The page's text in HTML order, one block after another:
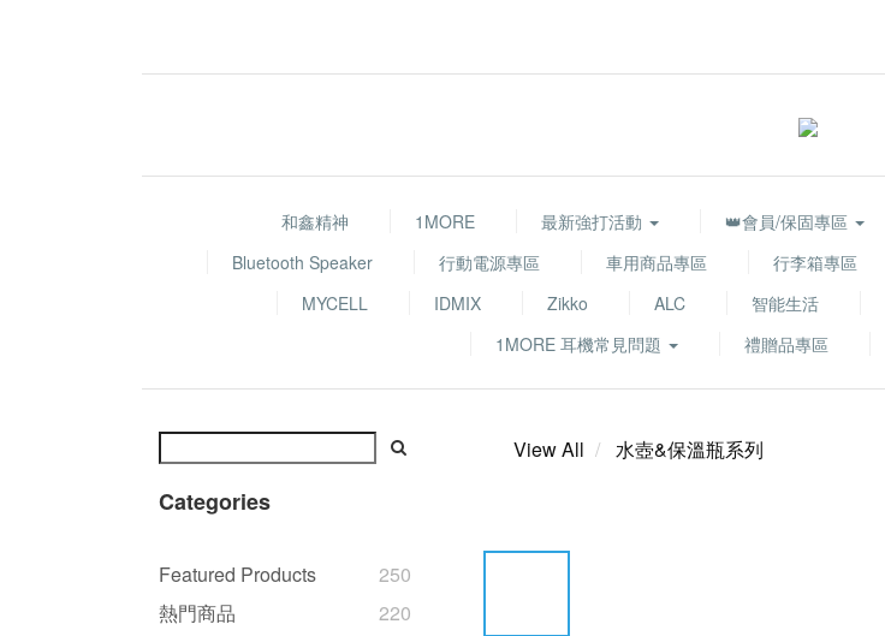
和鑫精神 1MORE 最新強打活動 👑會員/保固專區
Bluetooth Speaker
行動電源專區 車用商品專區 行李箱專區
MYCELL
IDMIX Zikko ALC 智能生活
1MORE 耳機常見問題
禮贈品專區
Categories
Featured Products
250
熱門商品
220
View All 水壺&保溫瓶系列